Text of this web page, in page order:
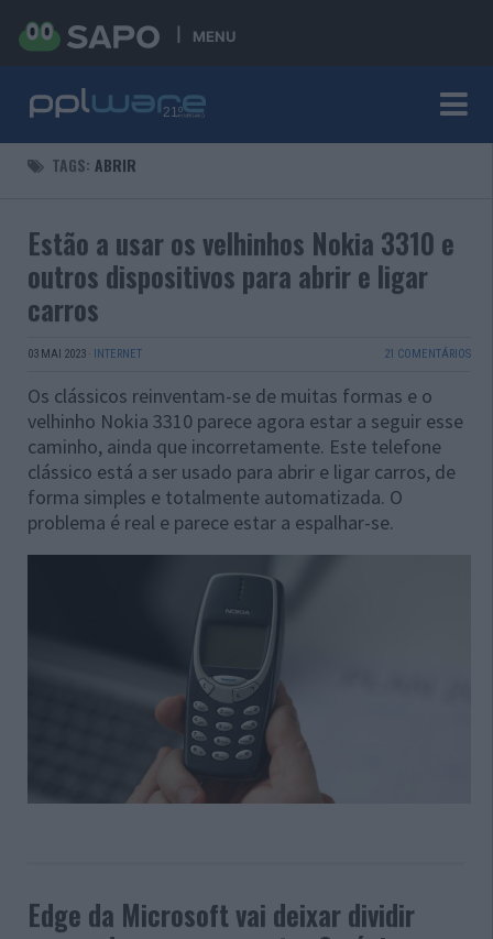
MENU
TAGS: ABRIR
Estão a usar os velhinhos Nokia 3310 e
outros dispositivos para abrir e ligar
carros
03 MAI 2023 · INTERNET 21 COMENTÁRIOS
Os clássicos reinventam-se de muitas formas e o
velhinho Nokia 3310 parece agora estar a seguir esse
caminho, ainda que incorretamente. Este telefone
clássico está a ser usado para abrir e ligar carros, de
forma simples e totalmente automatizada. O
problema é real e parece estar a espalhar-se.
Edge da Microsoft vai deixar dividir